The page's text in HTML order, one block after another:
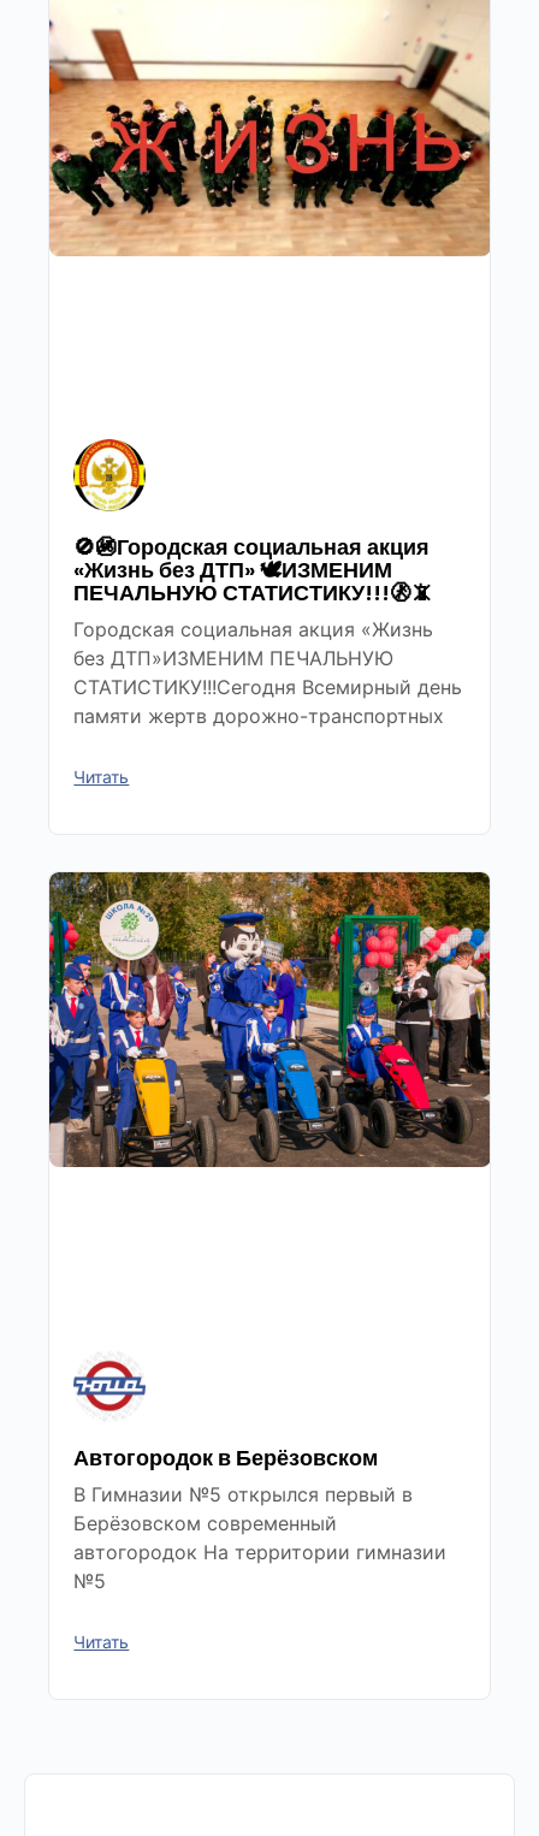
🚫🚳Городская социальная акция
«Жизнь без ДТП» 🕊ИЗМЕНИМ
ПЕЧАЛЬНУЮ СТАТИСТИКУ!!!🚷📵
Городская социальная акция «Жизнь
без ДТП»ИЗМЕНИМ ПЕЧАЛЬНУЮ
СТАТИСТИКУ!!!Сегодня Всемирный день
памяти жертв дорожно-транспортных
Читать
Автогородок в Берёзовском
В Гимназии №5 открылся первый в
Берёзовском современный
автогородок На территории гимназии
№5
Читать